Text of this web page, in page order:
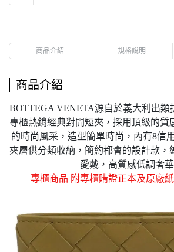
商品介紹 規格說明
商品介紹
BOTTEGA VENETA源自於義大利出類
專櫃熱銷經典對開短夾，採用頂級的質
的時尚風采，造型簡單時尚，內有8信
夾層供分類收納，簡約都會的設計款，
愛戴，高質感低調奢華
專櫃商品 附專櫃購證正本及原廠